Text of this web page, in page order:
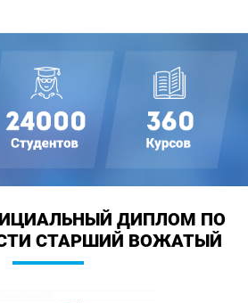
ДИПЛОМ ПО
СТАРШИЙ ВОЖАТЫЙ